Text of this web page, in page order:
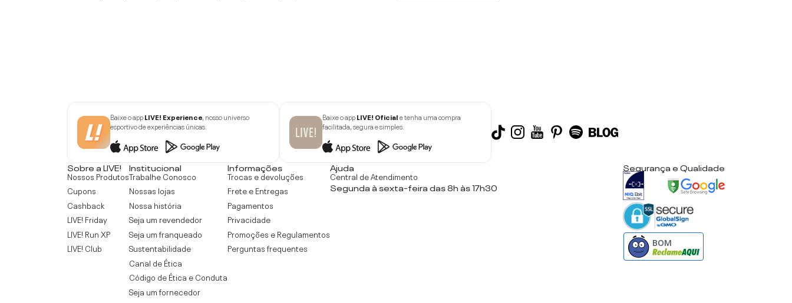
Baixe o appLIVE! Experience, nosso universo
esportivo de experiências únicas.
Baixe o appLIVE! Oficiale tenha uma compra
facilitada, segura e simples.
Sobre a LIVE!
Nossos Produtos
Cupons
Cashback
LIVE! Friday
LIVE! Run XP
LIVE! Club
Institucional
Trabalhe Conosco
Nossas lojas
Nossa história
Seja um revendedor
Seja um franqueado
Sustentabilidade
Canal de Ética
Código de Ética e Conduta
Seja um fornecedor
Informações
Trocas e devoluções
Frete e Entregas
Pagamentos
Privacidade
Promoções e Regulamentos
Perguntas frequentes
Ajuda
Central de Atendimento
Segunda à sexta-feira das 8h às 17h30
Segurança e Qualidade
BOM